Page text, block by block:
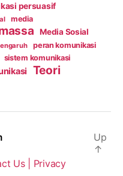
persuasif
media
Media Sosial
peran komunikasi
sistem komunikasi
Teori
Us | Privacy
Up
↑